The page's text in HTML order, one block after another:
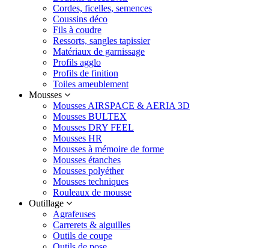
Cordes, ficelles, semences
Coussins déco
Fils à coudre
Ressorts, sangles tapissier
Matériaux de garnissage
Profils agglo
Profils de finition
Toiles ameublement
Mousses
Mousses AIRSPACE & AERIA 3D
Mousses BULTEX
Mousses DRY FEEL
Mousses HR
Mousses à mémoire de forme
Mousses étanches
Mousses polyéther
Mousses techniques
Rouleaux de mousse
Outillage
Agrafeuses
Carrerets & aiguilles
Outils de coupe